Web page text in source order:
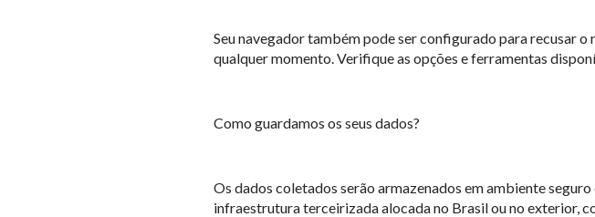
Seu navegador também pode ser configurado para recusar
qualquer momento. Verifique as opções e ferramentas
Como guardamos os seus dados?
Os dados coletados serão armazenados em ambiente
infraestrutura terceirizada alocada no Brasil ou no exterior,